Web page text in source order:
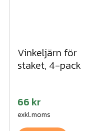
Vinkeljärn för
staket, 4-pack
66 kr
exkl.moms